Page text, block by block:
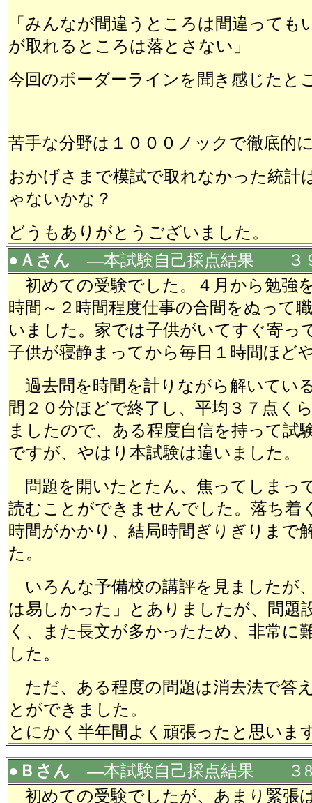
「みんなが間違うところは間違っても
が取れるところは落とさない」
今回のボーダーラインを聞き感じたと
苦手な分野は１０００ノックで徹底的
おかげさまで模試で取れなかった統計
ゃないかな？
どうもありがとうございました。
●Ａさん ―本試験自己採点結果 ３
初めての受験でした。４月から勉強
時間～２時間程度仕事の合間をぬって
いました。家では子供がいてすぐ寄っ
子供が寝静まってから毎日１時間ほど
過去問を時間を計りながら解いてい
間２０分ほどで終了し、平均３７点く
ましたので、ある程度自信を持って試
ですが、やはり本試験は違いました。
問題を開いたとたん、焦ってしまっ
読むことができませんでした。落ち着
時間がかかり、結局時間ぎりぎりまで
た。
いろんな予備校の講評を見ましたが
は易しかった」とありましたが、問題
く、また長文が多かったため、非常に
した。
ただ、ある程度の問題は消去法で答
とができました。
とにかく半年間よく頑張ったと思いま
●Ｂさん ―本試験自己採点結果 ３
初めての受験でしたが、あまり緊張